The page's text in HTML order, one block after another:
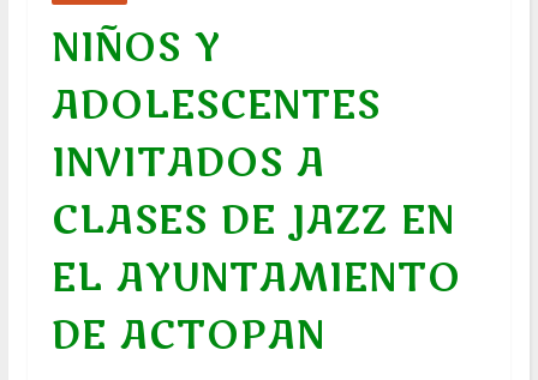
NIÑOS Y
ADOLESCENTES
INVITADOS A
CLASES DE JAZZ EN
EL AYUNTAMIENTO
DE ACTOPAN